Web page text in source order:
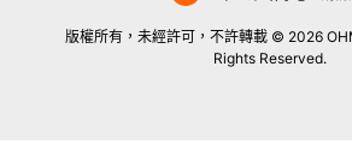
版權所有，未經許可，不許轉載 © 2026
Rights Reserved.